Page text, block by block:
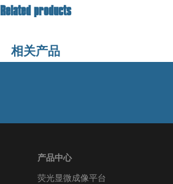
Related products
相关产品
产品中心
荧光显微成像平台